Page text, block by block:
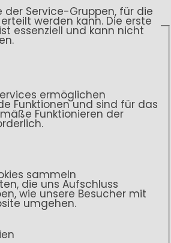
der Service-Gruppen, für die
werden kann. Die erste
essenziell und kann nicht
ermöglichen
Funktionen und sind für das
Funktionieren der
sammeln
die uns Aufschluss
wie unsere Besucher mit
umgehen.